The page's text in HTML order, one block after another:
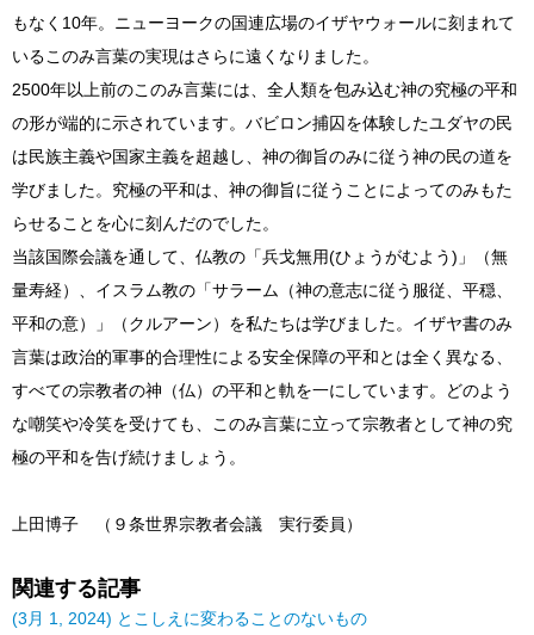
もなく10年。ニューヨークの国連広場のイザヤウォールに刻まれて
いるこのみ言葉の実現はさらに遠くなりました。
2500年以上前のこのみ言葉には、全人類を包み込む神の究極の平和
の形が端的に示されています。バビロン捕囚を体験したユダヤの民
は民族主義や国家主義を超越し、神の御旨のみに従う神の民の道を
学びました。究極の平和は、神の御旨に従うことによってのみもた
らせることを心に刻んだのでした。
当該国際会議を通して、仏教の「兵戈無用(ひょうがむよう)」（無
量寿経）、イスラム教の「サラーム（神の意志に従う服従、平穏、
平和の意）」（クルアーン）を私たちは学びました。イザヤ書のみ
言葉は政治的軍事的合理性による安全保障の平和とは全く異なる、
すべての宗教者の神（仏）の平和と軌を一にしています。どのよう
な嘲笑や冷笑を受けても、このみ言葉に立って宗教者として神の究
極の平和を告げ続けましょう。
上田博子 （９条世界宗教者会議 実行委員）
関連する記事
(3月 1, 2024) とこしえに変わることのないもの